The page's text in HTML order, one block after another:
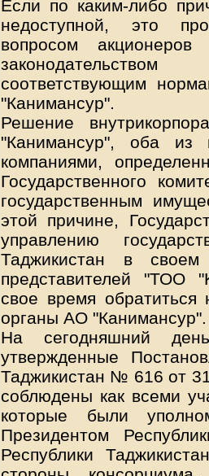
Если по каким-либо
недоступной, это
вопросом
соответствующим
"Канимансур".
Решение
"Канимансур", оба из
компаниями,
Государственного
государственным
этой причине,
управлению
Таджикистан в
представителей "ТОО
свое время обратиться
органы АО "Канимансур".
На сегодняшний
утвержденные
Таджикистан № 616 от
соблюдены как всеми
которые были
Президентом
Республики